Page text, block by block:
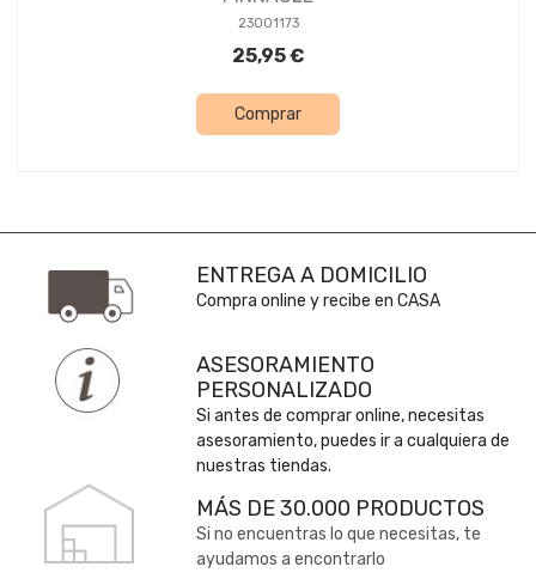
23001173
25,95 €
Comprar
ENTREGA A DOMICILIO
Compra online y recibe en CASA
ASESORAMIENTO
PERSONALIZADO
Si antes de comprar online, necesitas
asesoramiento, puedes ir a cualquiera de
nuestras tiendas.
MÁS DE 30.000 PRODUCTOS
Si no encuentras lo que necesitas, te
ayudamos a encontrarlo